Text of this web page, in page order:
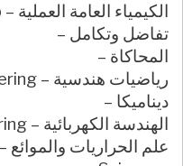
الكيمياء العامة العملية – General Chemistry Lab.
تفاضل وتكامل –
المحاكاة –
رياضيات هندسية – Mathematical Engineering.
ديناميكا –
الهندسة الكهربائية – Electrical Engineering.